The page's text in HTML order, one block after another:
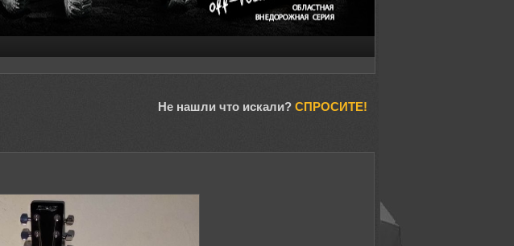
Не нашли что искали? СПРОСИТЕ!